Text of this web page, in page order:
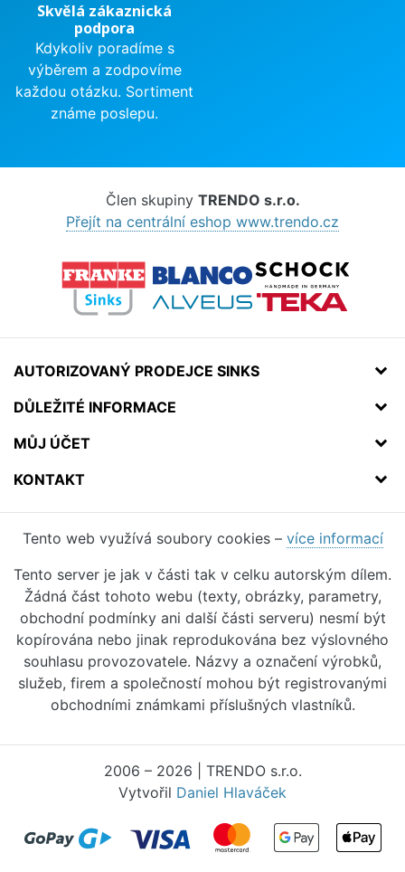
Skvělá zákaznická
podpora
Kdykoliv poradíme s
výběrem a zodpovíme
každou otázku. Sortiment
známe poslepu.
Člen skupiny TRENDO s.r.o.
Přejít na centrální eshop www.trendo.cz
AUTORIZOVANÝ PRODEJCE SINKS
DŮLEŽITÉ INFORMACE
MŮJ ÚČET
KONTAKT
Tento web využívá soubory cookies – více informací
Tento server je jak v části tak v celku autorským dílem.
Žádná část tohoto webu (texty, obrázky, parametry,
obchodní podmínky ani další části serveru) nesmí být
kopírována nebo jinak reprodukována bez výslovného
souhlasu provozovatele. Názvy a označení výrobků,
služeb, firem a společností mohou být registrovanými
obchodními známkami příslušných vlastníků.
2006 – 2026 | TRENDO s.r.o.
Vytvořil Daniel Hlaváček